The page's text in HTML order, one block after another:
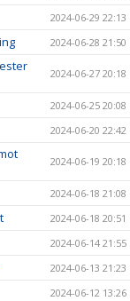
2024-06-29 22:13
2024-06-28 21:50
2024-06-27 20:18
2024-06-25 20:08
2024-06-20 22:42
2024-06-19 20:18
2024-06-18 21:08
2024-06-18 20:51
2024-06-14 21:55
2024-06-13 21:23
2024-06-12 13:26